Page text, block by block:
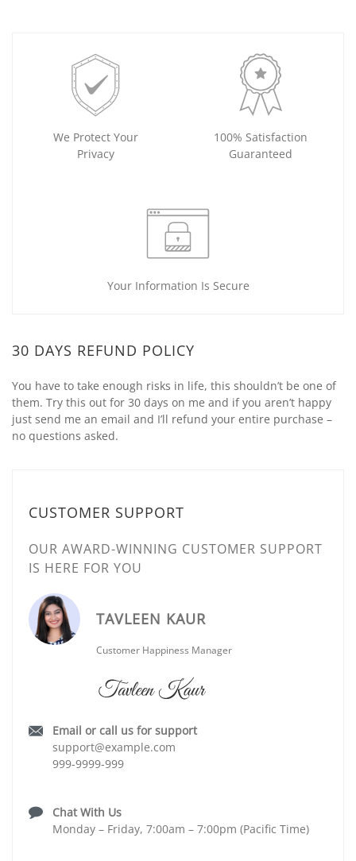
We Protect Your
Privacy
100% Satisfaction
Guaranteed
Your Information Is Secure
30 DAYS REFUND POLICY
You have to take enough risks in life, this shouldn’t be one of
them. Try this out for 30 days on me and if you aren’t happy
just send me an email and I’ll refund your entire purchase –
no questions asked.
CUSTOMER SUPPORT
OUR AWARD-WINNING CUSTOMER SUPPORT
IS HERE FOR YOU
TAVLEEN KAUR
Customer Happiness Manager
Email or call us for support
support@example.com
999-9999-999
Chat With Us
Monday – Friday, 7:00am – 7:00pm (Pacific Time)